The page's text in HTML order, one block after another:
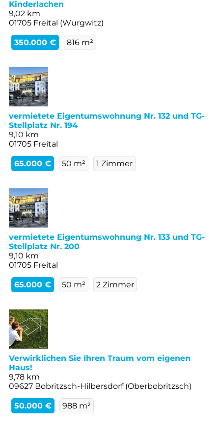
Kinderlachen
9,02 km
01705 Freital (Wurgwitz)
350.000 € 816 m²
vermietete Eigentumswohnung Nr. 132 und TG-
Stellplatz Nr. 194
9,10 km
01705 Freital
65.000 € 50 m² 1 Zimmer
vermietete Eigentumswohnung Nr. 133 und TG-
Stellplatz Nr. 200
9,10 km
01705 Freital
65.000 € 50 m² 2 Zimmer
Verwirklichen Sie Ihren Traum vom eigenen
Haus!
9,78 km
09627 Bobritzsch-Hilbersdorf (Oberbobritzsch)
50.000 € 988 m²